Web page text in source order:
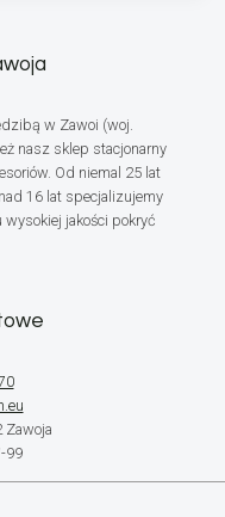
w Zawoi (woj.
nasz sklep stacjonarny
Od niemal 25 lat
16 lat specjalizujemy
jakości pokryć
Zawoja
99